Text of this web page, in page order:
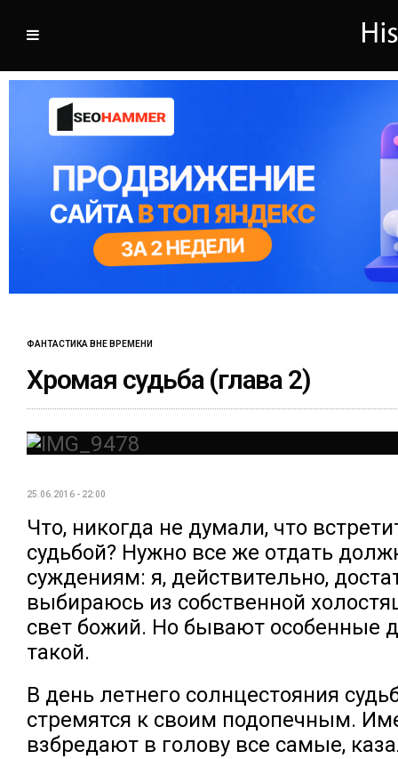
ФАНТАСТИКА ВНЕ ВРЕМЕНИ
Хромая судьба (глава 2)
25.06.2016 - 22:00
Что, никогда не думали, что
судьбой? Нужно все же отдать
суждениям: я, действительно,
выбираюсь из собственной
свет божий. Но бывают особенные
такой.
В день летнего солнцестояния
стремятся к своим подопечным.
взбредают в голову все самые,